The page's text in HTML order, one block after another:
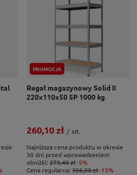
PROMOCJA
Regał magazynowy Solid II
220x110x50 5P 1000 kg
260,10 zł / szt.
Najniższa cena produktu w okresie
30 dni przed wprowadzeniem
obniżki: 275,40 zł-5%
Cena regularna: 306,00 zł-15%